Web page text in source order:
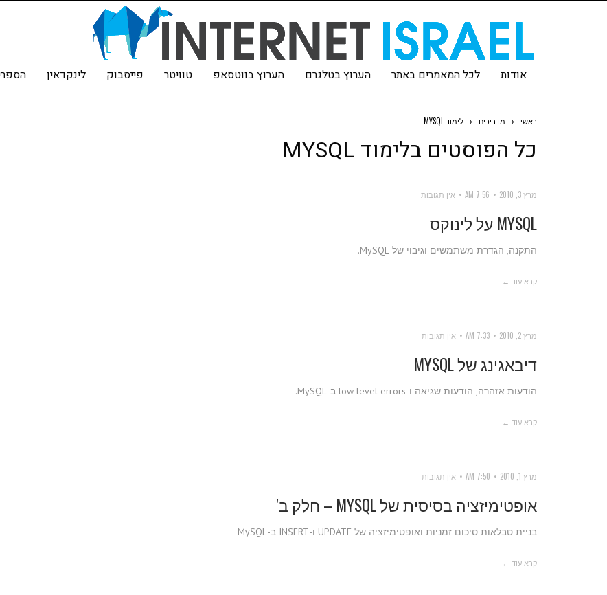
אודות לכל המאמרים באתר הערוץ בטלגרם הערוץ בווטסאפ טוויטר פייסבוק לינקדאין
ראשי » מדריכים » לימוד MYSQL
כל הפוסטים בלימוד MYSQL
מרץ 3, 2010 7:56 AM אין תגובות
MYSQL על לינוקס
התקנה, הגדרת משתמשים וגיבוי של MySQL.
קרא עוד ←
מרץ 2, 2010 7:33 AM אין תגובות
דיבאגינג של MYSQL
הודעות אזהרה, הודעות שגיאה ו-low level errors ב-MySQL.
קרא עוד ←
מרץ 1, 2010 7:50 AM אין תגובות
אופטימיזציה בסיסית של MYSQL – חלק ב'
בניית טבלאות סיכום זמניות ואופטימיזציה של UPDATE ו-INSERT ב-MySQL
קרא עוד ←